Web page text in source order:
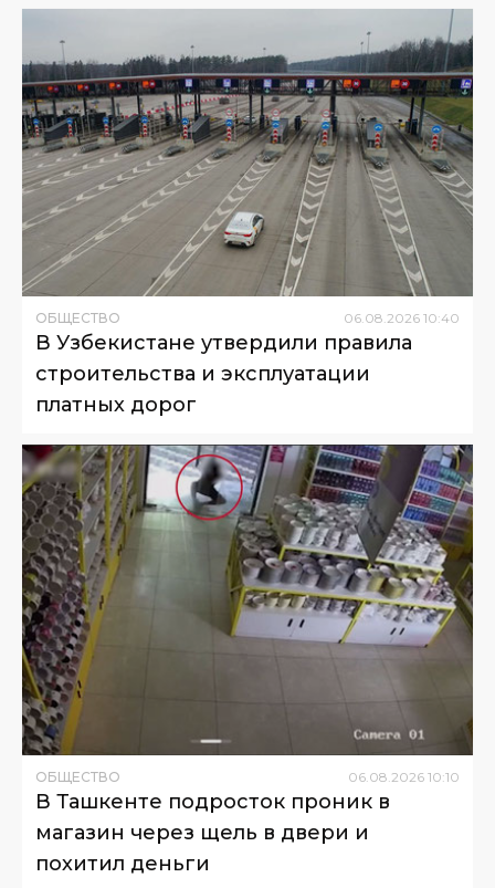
ОБЩЕСТВО 06.08.2026 10:40
В Узбекистане утвердили правила
строительства и эксплуатации
платных дорог
ОБЩЕСТВО 06 08 2026 10:10
В Ташкенте подросток проник в
магазин через щель в двери и
похитил деньги